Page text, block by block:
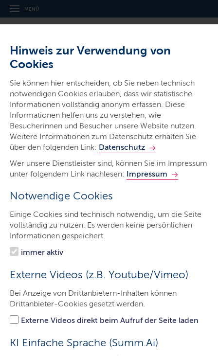
Hinweis zur Verwendung von
Cookies
Sie können hier entscheiden, ob Sie neben technisch
notwendigen Cookies erlauben, dass wir statistische
Informationen vollständig anonym erfassen. Diese
Informationen helfen uns zu verstehen, wie
Besucherinnen und Besucher unsere Website nutzen.
Weitere Informationen zum Datenschutz erhalten Sie
über den folgenden Link: Datenschutz
Wer unsere Dienstleister sind, können Sie im Impressum
unter folgendem Link nachlesen: Impressum
Notwendige Cookies
Einige Cookies sind technisch notwendig, um die Seite
vollständig zu nutzen. Es werden keine persönlichen
Informationen gespeichert.
immer aktiv
Externe Videos (z.B. Youtube/Vimeo)
Bei Anzeige von Drittanbietern-Inhalten können
Drittanbieter-Cookies gesetzt werden.
Externe Videos direkt beim Aufruf der Seite laden
KI Einfache Sprache (Summ.Ai)
MENÜ
Thema
Bewährungshilfe
Allgemeine Informationen zur
Bewährungshilfe
Inhalte dieser Seite
Was ist Bewährungshilfe?
Bewährungshilfe ist eine Form der ambulanten
Straffälligenhilfe, in der der Staat die Mitverantwortung
für die Wiedereingliederung straffällig gewordener
Personen übernimmt. Sie wird überwiegend von
Bewährungshelferinnen und Bewährungshelfern
erfolgen.